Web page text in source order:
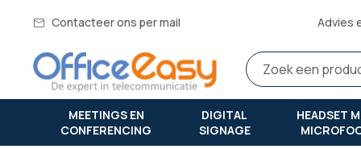
Contacteer ons per mail Advies
MEETINGS EN
CONFERENCING
DIGITAL
SIGNAGE
HEADSET